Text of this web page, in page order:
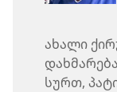
ახალი
სურთ,